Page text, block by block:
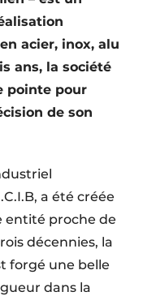
acier, inox, alu
ans, la société
pointe pour
de son
a été créée
entité proche de
décennies, la
forgé une belle
dans la